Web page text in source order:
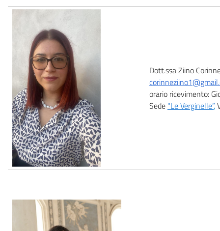
Dott.ssa Ziino
orario ricevimento:
Sede "Le Verginelle”,